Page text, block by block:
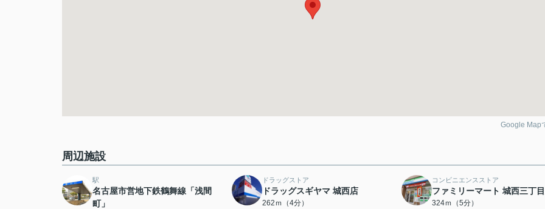
Google Map
周辺施設
駅
名古屋市営地下鉄鶴舞線「浅間
町」
ドラッグストア
ドラッグスギヤマ 城西店
262ｍ（4分）
コンビニエンスストア
ファミリーマート 城西三丁
324ｍ（5分）